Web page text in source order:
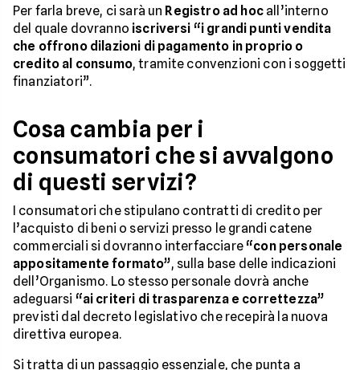
Per farla breve, ci sarà un Registro ad hocall’interno
del quale dovranno iscriversi “i grandi punti vendita
che offrono dilazioni di pagamento in proprio o
credito al consumo, tramite convenzioni con i soggetti
finanziatori”.
Cosa cambia per i
consumatori che si avvalgono
di questi servizi?
I consumatori che stipulano contratti di credito per
l’acquisto di beni o servizi presso le grandi catene
commerciali si dovranno interfacciare “con personale
appositamente formato”, sulla base delle indicazioni
dell’Organismo. Lo stesso personale dovrà anche
adeguarsi “ai criteri di trasparenza e correttezza”
previsti dal decreto legislativo che recepirà la nuova
direttiva europea.
Si tratta di un passaggio essenziale, che punta a